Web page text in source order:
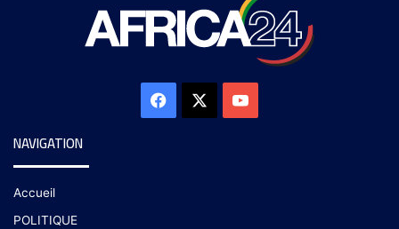
NAVIGATION
Accueil
POLITIQUE